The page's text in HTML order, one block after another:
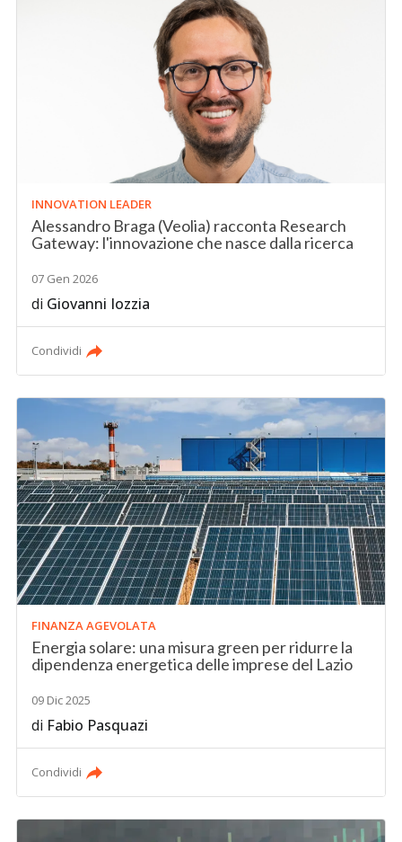
INNOVATION LEADER
Alessandro Braga (Veolia) racconta Research
Gateway: l'innovazione che nasce dalla ricerca
07 Gen 2026
di Giovanni Iozzia
Condividi
FINANZA AGEVOLATA
Energia solare: una misura green per ridurre la
dipendenza energetica delle imprese del Lazio
09 Dic 2025
di Fabio Pasquazi
Condividi